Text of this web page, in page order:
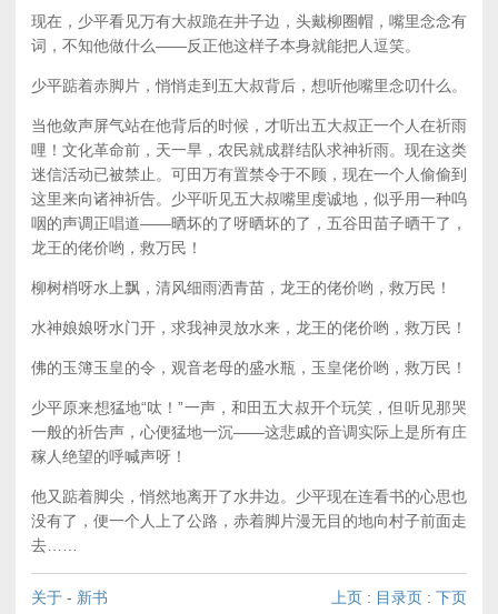
现在，少平看见万有大叔跪在井子边，头戴柳圈帽，嘴里念念有
词，不知他做什么——反正他这样子本身就能把人逗笑。
少平踮着赤脚片，悄悄走到五大叔背后，想听他嘴里念叨什么。
当他敛声屏气站在他背后的时候，才听出五大叔正一个人在祈雨
哩！文化革命前，天一旱，农民就成群结队求神祈雨。现在这类
迷信活动已被禁止。可田万有置禁令于不顾，现在一个人偷偷到
这里来向诸神祈告。少平听见五大叔嘴里虔诚地，似乎用一种呜
咽的声调正唱道——晒坏的了呀晒坏的了，五谷田苗子晒干了，
龙王的佬价哟，救万民！
柳树梢呀水上飘，清风细雨洒青苗，龙王的佬价哟，救万民！
水神娘娘呀水门开，求我神灵放水来，龙王的佬价哟，救万民！
佛的玉簿玉皇的令，观音老母的盛水瓶，玉皇佬价哟，救万民！
少平原来想猛地“呔！”一声，和田五大叔开个玩笑，但听见那哭
一般的祈告声，心便猛地一沉——这悲戚的音调实际上是所有庄
稼人绝望的呼喊声呀！
他又踮着脚尖，悄然地离开了水井边。少平现在连看书的心思也
没有了，便一个人上了公路，赤着脚片漫无目的地向村子前面走
去……
关于 - 新书 上页 : 目录页 : 下页